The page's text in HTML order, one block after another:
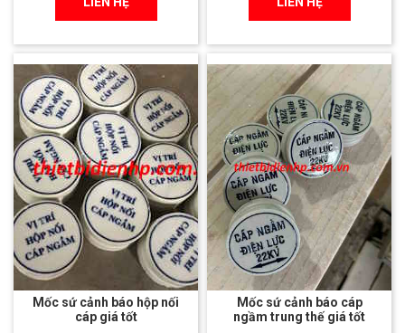
Mốc sứ cảnh báo hộp nối
cáp giá tốt
Mốc sứ cảnh báo cáp
ngầm trung thế giá tốt